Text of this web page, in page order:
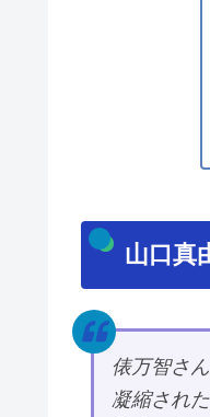
山口真
俵万智さ
凝縮され